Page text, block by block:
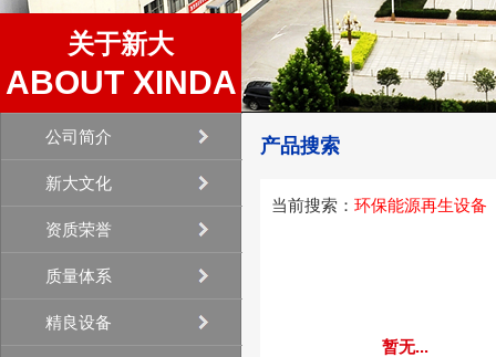
关于新大
ABOUT XINDA
公司简介
新大文化
资质荣誉
质量体系
精良设备
产品搜索
当前搜索： 环保能源再生设备
暂无...